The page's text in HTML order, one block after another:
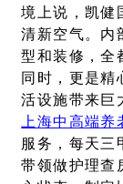
境上说，凯健
清新空气。内
型和装修，全
同时，更是精
活设施带来巨
上海中高端养
服务，每天三
带领做护理查